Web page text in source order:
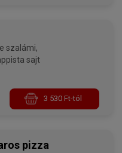
mozzarella sajt, trappista sajt
3 530 Ft-tól
pizza